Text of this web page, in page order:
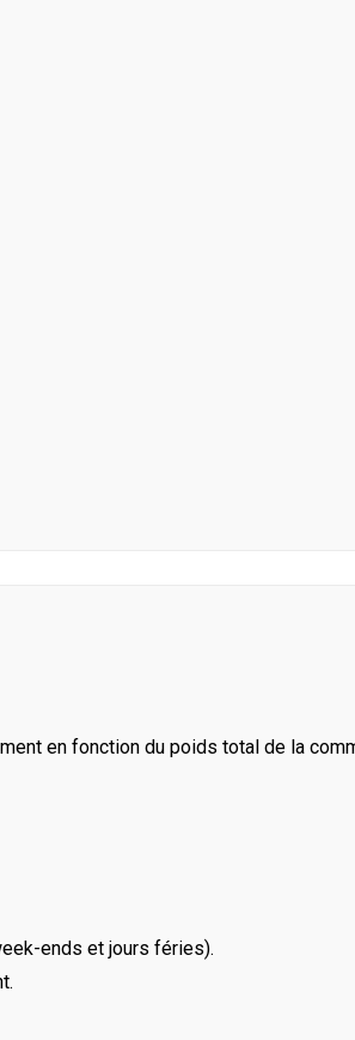
en fonction du poids total de la
ends et jours féries).